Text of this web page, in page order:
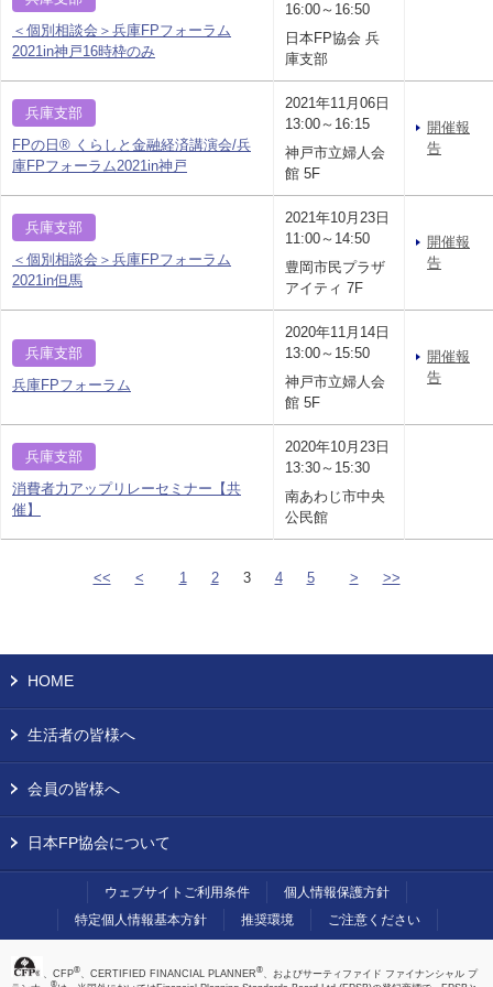
＜個別相談会＞兵庫FPフォーラム
2021in神戸16時枠のみ
16:00～16:50
日本FP協会 兵
庫支部
兵庫支部
FPの日® くらしと金融経済講演会/兵
庫FPフォーラム2021in神戸
2021年11月06日
13:00～16:15
神戸市立婦人会
館 5F
開催報
告
兵庫支部
＜個別相談会＞兵庫FPフォーラム
2021in但馬
2021年10月23日
11:00～14:50
豊岡市民プラザ
アイティ 7F
開催報
告
兵庫支部
兵庫FPフォーラム
2020年11月14日
13:00～15:50
神戸市立婦人会
館 5F
開催報
告
兵庫支部
消費者力アップリレーセミナー【共
催】
2020年10月23日
13:30～15:30
南あわじ市中央
公民館
<< < 1 2 3 4 5 > >>
HOME
生活者の皆様へ
会員の皆様へ
日本FP協会について
ウェブサイトご利用条件
個人情報保護方針
特定個人情報基本方針
推奨環境 ご注意ください
、CFP®、CERTIFIED FINANCIAL PLANNER®、およびサーティファイド ファイナンシャル プ
®